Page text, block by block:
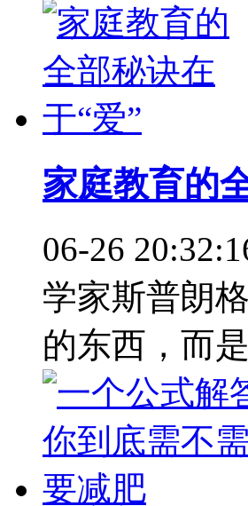
家庭教育的
06-26
学家斯普朗
的东西，而